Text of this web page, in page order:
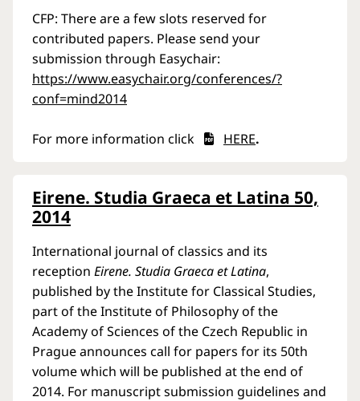
CFP: There are a few slots reserved for
contributed papers. Please send your
submission through Easychair:
https://www.easychair.org/conferences/?
conf=mind2014
For more information click HERE.
Eirene. Studia Graeca et Latina 50,
2014
International journal of classics and its
reception Eirene. Studia Graeca et Latina,
published by the Institute for Classical Studies,
part of the Institute of Philosophy of the
Academy of Sciences of the Czech Republic in
Prague announces call for papers for its 50th
volume which will be published at the end of
2014. For manuscript submission guidelines and